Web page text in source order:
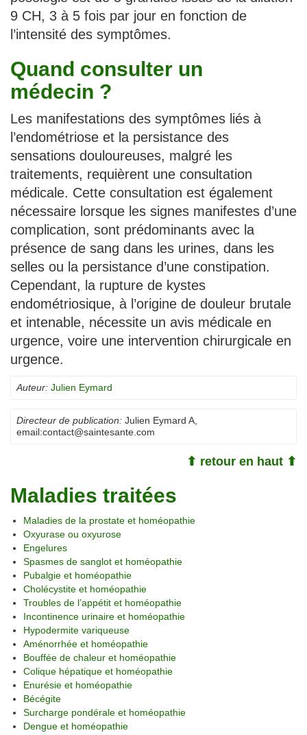
9 CH, 3 à 5 fois par jour en fonction de
l’intensité des symptômes.
Quand consulter un
médecin ?
Les manifestations des symptômes liés à
l’endométriose et la persistance des
sensations douloureuses, malgré les
traitements, requièrent une consultation
médicale. Cette consultation est également
nécessaire lorsque les signes manifestes d’une
complication, sont prédominants avec la
présence de sang dans les urines, dans les
selles ou la persistance d’une constipation.
Cependant, la rupture de kystes
endométriosique, à l’origine de douleur brutale
et intenable, nécessite un avis médicale en
urgence, voire une intervention chirurgicale en
urgence.
Auteur: Julien Eymard
Directeur de publication: Julien Eymard A
email:contact@saintesante.com
⬆ retour en haut ⬆
Maladies traitées
Maladies de la prostate et homéopathie
Oxyurase ou oxyurose
Engelures
Spasmes de sanglot et homéopathie
Pubalgie et homéopathie
Cholécystite et homéopathie
Troubles de l’appétit et homéopathie
Incontinence urinaire et homéopathie
Hypodermite variqueuse
Aménorrhée et homéopathie
Bouffée de chaleur et homéopathie
Colique hépatique et homéopathie
Enurésie et homéopathie
Bécégite
Surcharge pondérale et homéopathie
Dengue et homéopathie